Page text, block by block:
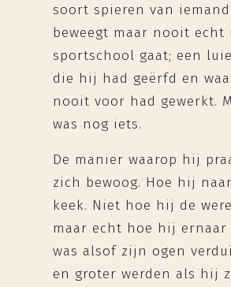
soort spieren van
beweegt maar nooit echt
sportschool gaat; een
die hij had geërfd en
nooit voor had gewerkt.
was nog iets.
De manier waarop hij
zich bewoog. Hoe hij
keek. Niet hoe hij de
maar echt hoe hij ernaar
was alsof zijn ogen
en groter werden als hij